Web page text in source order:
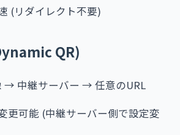
(リダイレクト不要)
QR)
→ 中継サーバー → 任意のURL
更可能 (中継サーバー側で設定変